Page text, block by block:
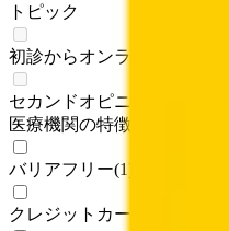
トピック
初診からオンライン診療可
セカンドオピニオン対応可能
医療機関の特徴
バリアフリー(1
クレジットカード対応